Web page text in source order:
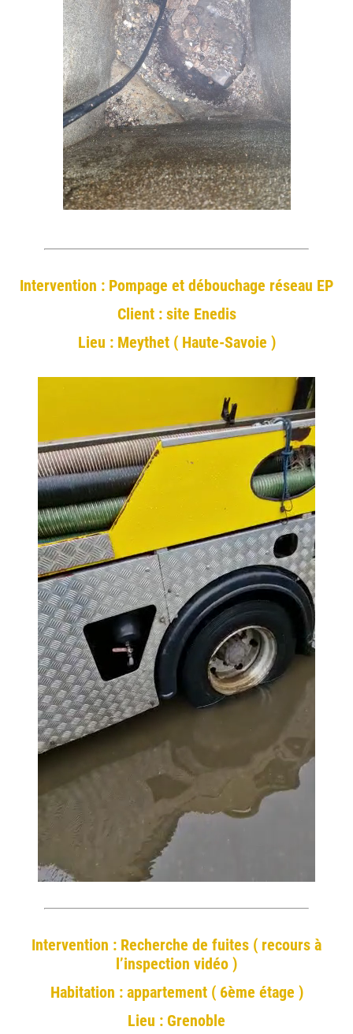
Intervention : Pompage et débouchage réseau EP
Client : site Enedis
Lieu : Meythet ( Haute-Savoie )
Intervention : Recherche de fuites ( recours à
l’inspection vidéo )
Habitation : appartement ( 6ème étage )
Lieu : Grenoble